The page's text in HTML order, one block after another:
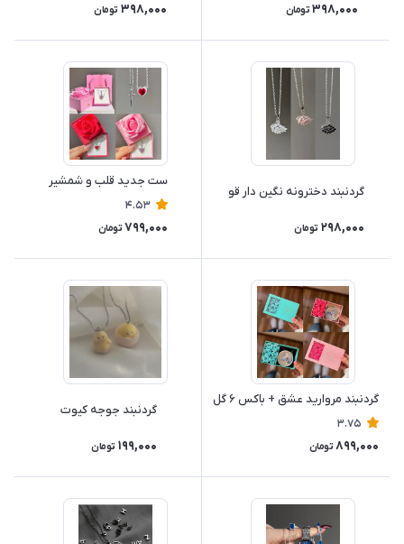
398,000 تومان 398,000 تومان
گردنبند دخترونه نگین دار قو
298,000 تومان
ست جدید قلب و شمشیر
4.53
799,000 تومان
گردنبند مروارید عشق + باکس ۶ گل
3.75
899,000 تومان
گردنبند جوجه کیوت
199,000 تومان